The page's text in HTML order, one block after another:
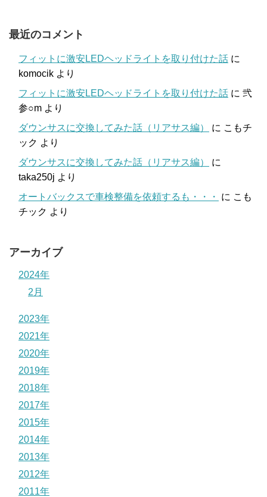
最近のコメント
フィットに激安LEDヘッドライトを取り付けた話 に
komocik より
フィットに激安LEDヘッドライトを取り付けた話 に 弐
参○m より
ダウンサスに交換してみた話（リアサス編）
に こもチ
ック より
ダウンサスに交換してみた話（リアサス編）
に
taka250j より
オートバックスで車検整備を依頼するも・・・
に こも
チック より
アーカイブ
2024年
2月
2023年
2021年
2020年
2019年
2018年
2017年
2015年
2014年
2013年
2012年
2011年